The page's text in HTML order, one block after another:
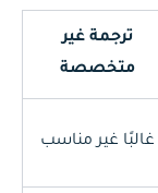
ترجمة غير
متخصصة
غالبًا غير مناسب